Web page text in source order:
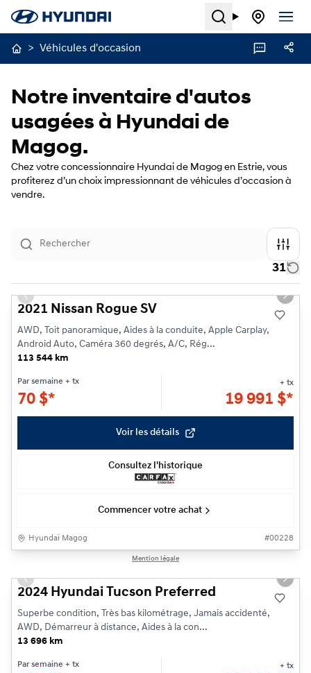
Search
> Véhicules d'occasion
Notre inventaire d'autos
usagées à Hyundai de
Magog.
Chez votre concessionnaire Hyundai de Magog en Estrie, vous
profiterez d’un choix impressionnant de véhicules d’occasion à
vendre.
31
1/21
Previous slide Next
2021 Nissan Rogue SV
AWD, Toit panoramique, Aides à la conduite, Apple Carplay,
Android Auto, Caméra 360 degrés, A/C, Rég...
113 544 km
Par semaine + tx
70 $*
+ tx
19 991 $*
Voir les détails
Consultez l'historique
Commencer votre achat
Hyundai Magog #00228
Mention légale
Previous slide Next
2024 Hyundai Tucson Preferred
Superbe condition, Très bas kilométrage, Jamais accidenté,
AWD, Démarreur à distance, Aides à la con...
13 696 km
Par semaine + tx + tx